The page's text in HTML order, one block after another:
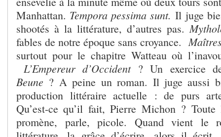
Manhattan. Tempora pessima sunt.Il juge
shootés à la littérature, d’autres pas.
fables de notre époque sans croyance.
surtout pour le chapitre Watteau où
L’Empereur d’Occident ? Un exercice
Beune ? A peine un roman. Il juge aussi
production littéraire actuelle : de purs
Qu’est-ce qu’il fait, Pierre Michon ?
promène, parle, picole. Quand vient le